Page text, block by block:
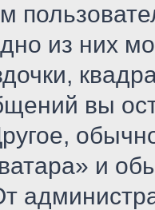
из них
вы
и